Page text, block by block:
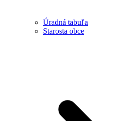
Úradná tabuľa
Starosta obce